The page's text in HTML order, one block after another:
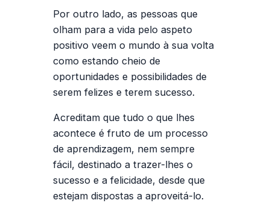
Por outro lado, as pessoas que
olham para a vida pelo aspeto
positivo veem o mundo à sua volta
como estando cheio de
oportunidades e possibilidades de
serem felizes e terem sucesso.
Acreditam que tudo o que lhes
acontece é fruto de um processo
de aprendizagem, nem sempre
fácil, destinado a trazer-lhes o
sucesso e a felicidade, desde que
estejam dispostas a aproveitá-lo.